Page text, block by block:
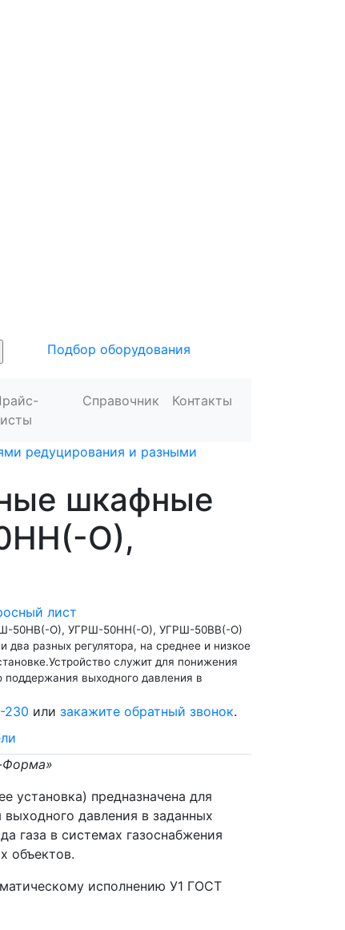
Подбор оборудования
Справочник Контакты
редуцирования и разными
шкафные
О),
лист
50НВ(-О), УГРШ-50НН(-О), УГРШ-50ВВ(-О)
разных регулятора, на среднее и низкое
служит для понижения
поддержания выходного давления в
230 или закажите обратный звонок.
Форма»
установка) предназначена для
давления в заданных
газа в системах газоснабжения
объектов.
исполнению У1 ГОСТ